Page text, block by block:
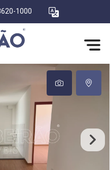
1000